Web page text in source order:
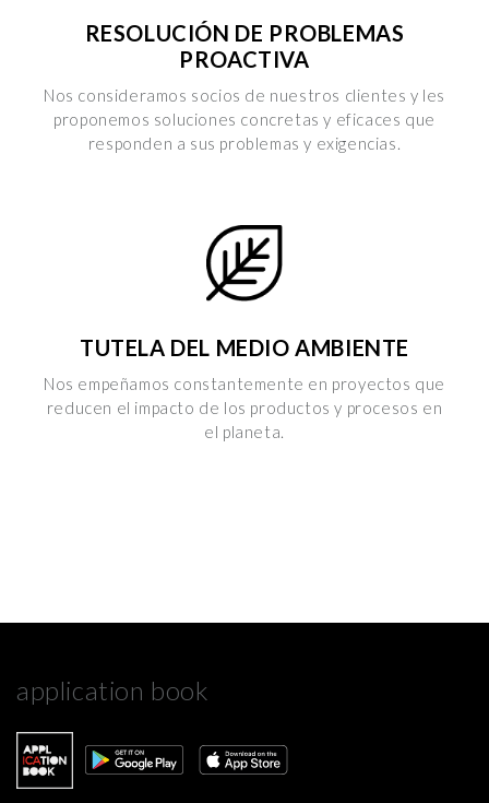
RESOLUCIÓN DE PROBLEMAS
PROACTIVA
Nos consideramos socios de nuestros clientes y les
proponemos soluciones concretas y eficaces que
responden a sus problemas y exigencias.
TUTELA DEL MEDIO AMBIENTE
Nos empeñamos constantemente en proyectos que
reducen el impacto de los productos y procesos en
el planeta.
application book